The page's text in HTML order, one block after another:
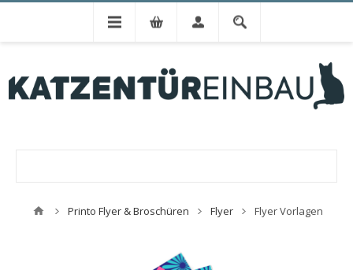
Printo Flyer & Broschüren Flyer Flyer Vorlagen